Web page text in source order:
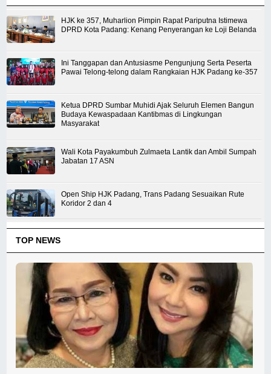
HJK ke 357, Muharlion Pimpin Rapat Pariputna Istimewa
DPRD Kota Padang: Kenang Penyerangan ke Loji Belanda
Ini Tanggapan dan Antusiasme Pengunjung Serta Peserta
Pawai Telong-telong dalam Rangkaian HJK Padang ke-357
Ketua DPRD Sumbar Muhidi Ajak Seluruh Elemen Bangun
Budaya Kewaspadaan Kantibmas di Lingkungan
Masyarakat
Wali Kota Payakumbuh Zulmaeta Lantik dan Ambil Sumpah
Jabatan 17 ASN
Open Ship HJK Padang, Trans Padang Sesuaikan Rute
Koridor 2 dan 4
TOP NEWS